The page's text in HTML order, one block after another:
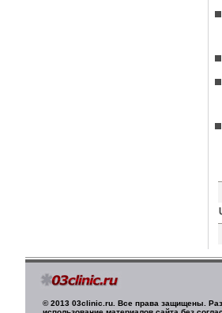
© 2013 03clinic.ru. Все права защищены.